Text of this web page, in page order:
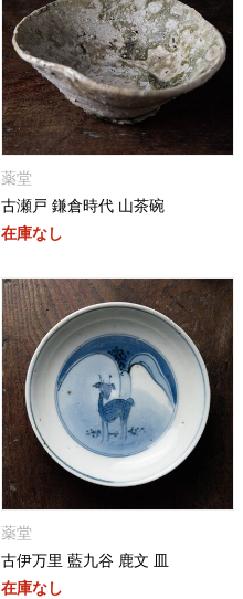
薬堂
古瀬戸 鎌倉時代 山茶碗
在庫なし
薬堂
古伊万里 藍九谷 鹿文 皿
在庫なし